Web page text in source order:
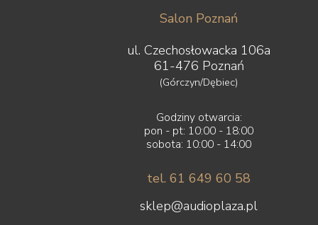
Salon Poznań
ul. Czechosłowacka 106a
61-476 Poznań
(Górczyn/Dębiec)
Godziny otwarcia:
pon - pt: 10:00 - 18:00
sobota: 10:00 - 14:00
tel. 61 649 60 58
sklep@audioplaza.pl